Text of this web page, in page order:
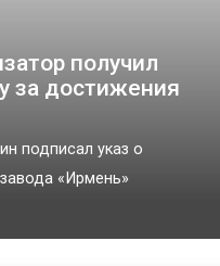
получил
за достижения
подписал указ о
«Ирмень»